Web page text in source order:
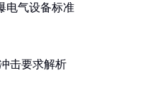
电气设备标准
击要求解析